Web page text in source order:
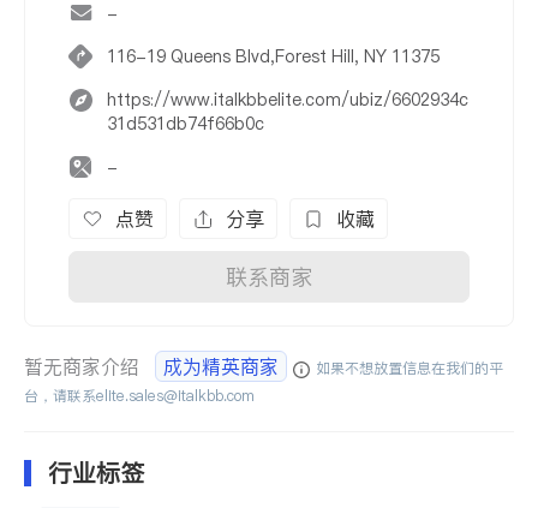
-
116-19 Queens Blvd,Forest Hill, NY 11375
https://www.italkbbelite.com/ubiz/6602934c
31d531db74f66b0c
-
点赞 分享 收藏
联系商家
暂无商家介绍 成为精英商家
如果不想放置信息在我们的平
台，请联系elite.sales@italkbb.com
行业标签